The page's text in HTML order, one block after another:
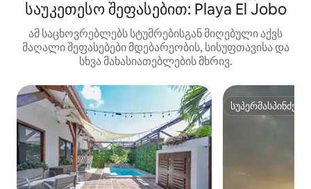
საუკეთესო შეფასებით: Playa El Jobo
ამ საცხოვრებლებს სტუმრებისგან მიღებული აქვს
მაღალი შეფასებები მდებარეობის, სისუფთავისა და
სხვა მახასიათებლების მხრივ.